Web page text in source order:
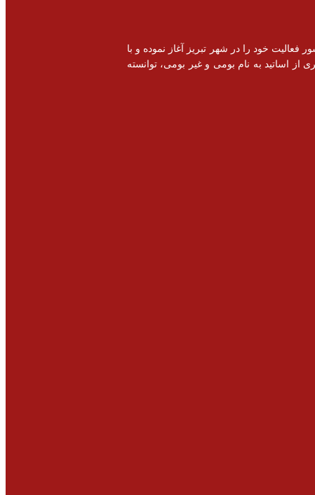
و اشتغال زایی در سطح کشور فعالیت خود را در شهر تبریز آغاز نموده و با
از اساتید به نام بومی و غیر بومی، توانسته